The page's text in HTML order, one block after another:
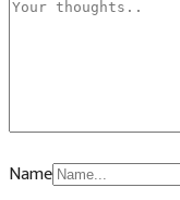
Name